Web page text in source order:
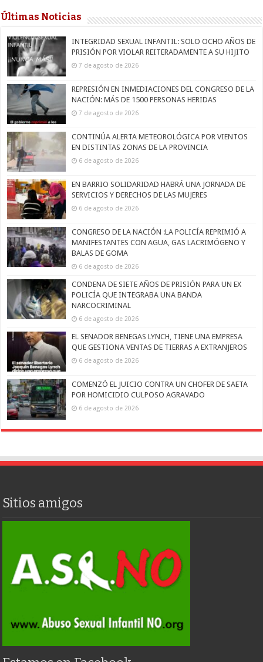
Últimas Noticias
INTEGRIDAD SEXUAL INFANTIL: SOLO OCHO AÑOS DE
PRISIÓN POR VIOLAR REITERADAMENTE A SU HIJITO
7 de agosto de 2026
REPRESIÓN EN INMEDIACIONES DEL CONGRESO DE LA
NACIÓN: MÁS DE 1500 PERSONAS HERIDAS
7 de agosto de 2026
CONTINÚA ALERTA METEOROLÓGICA POR VIENTOS
EN DISTINTAS ZONAS DE LA PROVINCIA
6 de agosto de 2026
EN BARRIO SOLIDARIDAD HABRÁ UNA JORNADA DE
SERVICIOS Y DERECHOS DE LAS MUJERES
6 de agosto de 2026
CONGRESO DE LA NACIÓN :LA POLICÍA REPRIMIÓ A
MANIFESTANTES CON AGUA, GAS LACRIMÓGENO Y
BALAS DE GOMA
6 de agosto de 2026
CONDENA DE SIETE AÑOS DE PRISIÓN PARA UN EX
POLICÍA QUE INTEGRABA UNA BANDA
NARCOCRIMINAL
6 de agosto de 2026
EL SENADOR BENEGAS LYNCH, TIENE UNA EMPRESA
QUE GESTIONA VENTAS DE TIERRAS A EXTRANJEROS
6 de agosto de 2026
COMENZÓ EL JUICIO CONTRA UN CHOFER DE SAETA
POR HOMICIDIO CULPOSO AGRAVADO
6 de agosto de 2026
Sitios amigos